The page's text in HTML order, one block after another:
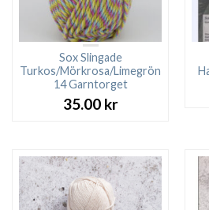
Sox Slingade
Turkos/Mörkrosa/Limegrön
14 Garntorget
35.00 kr